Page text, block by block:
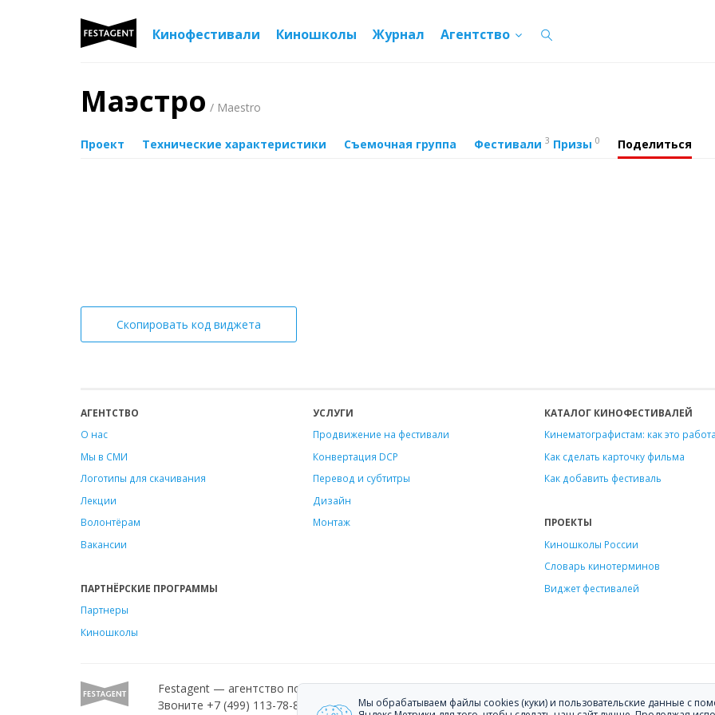
Кинофестивали Киношколы Журнал Агентство
Маэстро / Maestro
Проект Технические характеристики Съемочная группа Фестивали 3 Призы 0 Поделиться
Скопировать код виджета
АГЕНТСТВО
О нас
Мы в СМИ
Логотипы для скачивания
Лекции
Волонтёрам
Вакансии
ПАРТНЁРСКИЕ ПРОГРАММЫ
Партнеры
Киношколы
УСЛУГИ
Продвижение на фестивали
Конвертация DCP
Перевод и субтитры
Дизайн
Монтаж
КАТАЛОГ КИНОФЕСТИВАЛЕЙ
Кинематографистам: как это
Как сделать карточку фильма
Как добавить фестиваль
ПРОЕКТЫ
Киношколы России
Словарь кинотерминов
Виджет фестивалей
Festagent — агентство по продвижению фильмов на кинофестивали.
Звоните +7 (499) 113-78-80 или пишите hello@festagent.com.
Мы обрабатываем файлы cookies (куки) и пользовательские данные с